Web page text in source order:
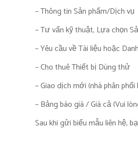
– Thông tin Sản phẩm/Dịch vụ
– Tư vấn kỹ thuật, Lựa chọn
– Yêu cầu về Tài liệu hoặc
– Cho thuê Thiết bị Dùng thử
– Giao dịch mới (nhà phân
– Bảng báo giá / Giá cả (Vui
Sau khi gửi biểu mẫu liên hệ,